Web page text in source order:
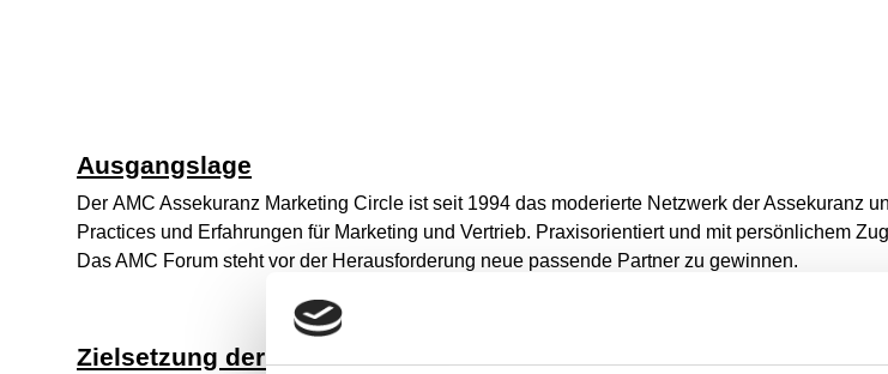
Ausgangslage
Der AMC Assekuranz Marketing Circle ist seit 1994 das moderierte Netzwerk der Assekuranz
Practices und Erfahrungen für Marketing und Vertrieb. Praxisorientiert und mit persönlichem
Das AMC Forum steht vor der Herausforderung neue passende Partner zu gewinnen.
Zielsetzung der Zusammenarbeit